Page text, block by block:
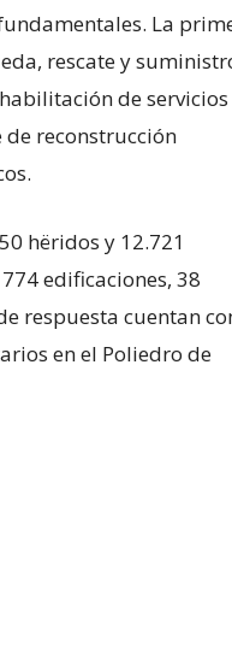
La
rescate y
de servicios
reconstrucción
hëridos y 12.721
edificaciones, 38
respuesta cuentan
en el Poliedro de